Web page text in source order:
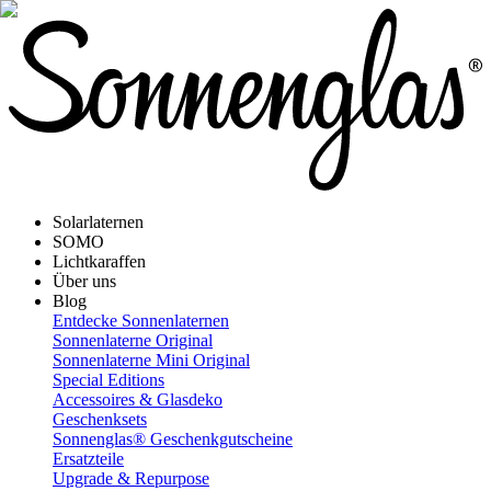
Solarlaternen
SOMO
Lichtkaraffen
Über uns
Blog
Entdecke Sonnenlaternen
Sonnenlaterne Original
Sonnenlaterne Mini Original
Special Editions
Accessoires & Glasdeko
Geschenksets
Sonnenglas® Geschenkgutscheine
Ersatzteile
Upgrade & Repurpose